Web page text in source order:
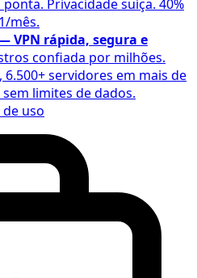
Privacidade suíça. 40%
mês.
VPN rápida, segura e
confiada por milhões.
6.500+ servidores em mais de
limites de dados.
uso